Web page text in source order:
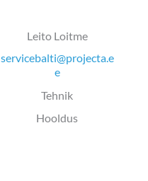
Leito Loitme
servicebalti@projecta.e
e
Tehnik
Hooldus